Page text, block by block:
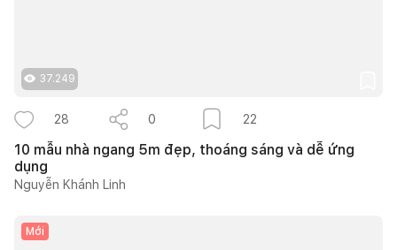
37.249
28 0 22
10 mẫu nhà ngang 5m đẹp, thoáng sáng và dễ ứng
dụng
Nguyễn Khánh Linh
Mới